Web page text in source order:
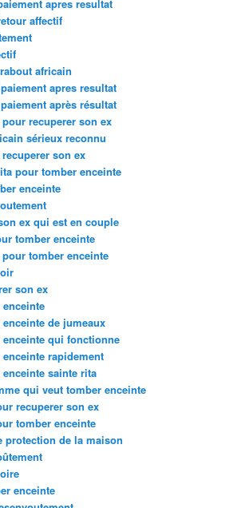
apres resultat
affectif
africain
apres resultat
après résultat
recuperer son ex
sérieux reconnu
son ex
pour tomber enceinte
enceinte
ex qui est en couple
tomber enceinte
tomber enceinte
son ex
de jumeaux
qui fonctionne
rapidement
sainte rita
qui veut tomber enceinte
recuperer son ex
tomber enceinte
protection de la maison
enceinte